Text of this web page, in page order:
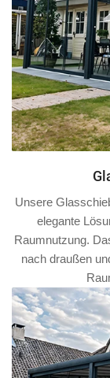
Unsere
elegante
Raumnutzung.
nach draußen